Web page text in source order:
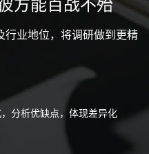
方能百战不殆
行业地位，将调研做到更精
分析优缺点，体现差异化